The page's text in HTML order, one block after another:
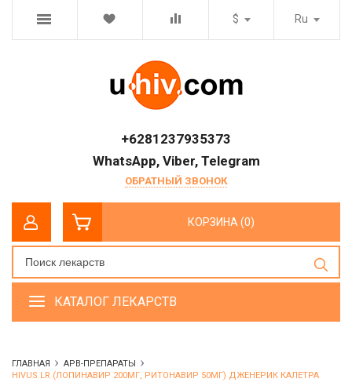
Ru
$
+6281237935373
WhatsApp, Viber, Telegram
ОБРАТНЫЙ ЗВОНОК
КОРЗИНА (0)
КАТАЛОГ ЛЕКАРСТВ
ГЛАВНАЯ
АРВ-ПРЕПАРАТЫ
HIVUS LR (ЛОПИНАВИР 200МГ, РИТОНАВИР 50МГ) ДЖЕНЕРИК КАЛЕТРА